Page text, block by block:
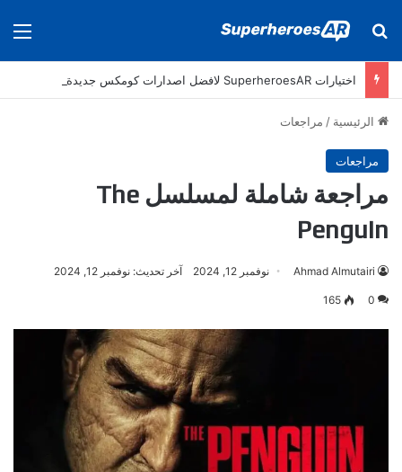
بحث عن
الرئيسية / مراجعات
مراجعات
مراجعة شاملة لمسلسل The
Penguin
Ahmad Almutairi نوفمبر 12, 2024 آخر تحديث: نوفمبر 12, 2024
0
165